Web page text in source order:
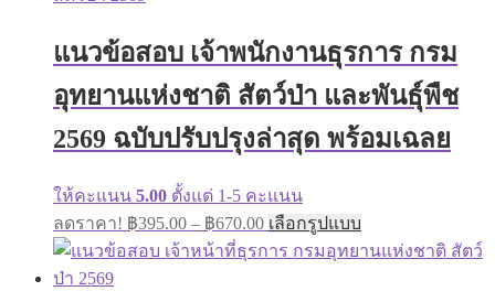
แนวข้อสอบ เจ้าพนักงานธุรการ กรม
อุทยานแห่งชาติ สัตว์ป่า และพันธุ์พืช
2569 ฉบับปรับปรุงล่าสุด พร้อมเฉลย
ให้คะแนน 5.00 ตั้งแต่ 1-5 คะแนน
ลดราคา! ฿395.00 – ฿670.00Price
range:
฿395.00
เลือกรูปแบบ
product
has